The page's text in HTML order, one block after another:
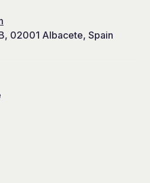
02001 Albacete, Spain